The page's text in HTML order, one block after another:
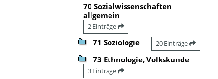
70 Sozialwissenschaften
allgemein
2 Einträge
71 Soziologie 20 Einträge
73 Ethnologie, Volkskunde
3 Einträge